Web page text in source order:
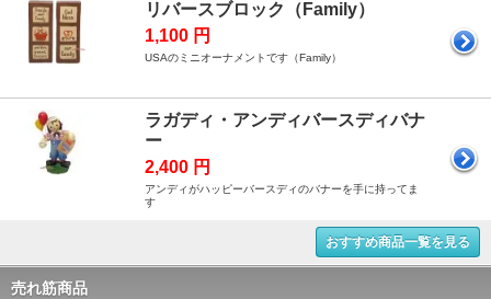
リバースブロック（Family）
1,100 円
USAのミニオーナメントです（Family）
ラガディ・アンディバースディバナ
ー
2,400 円
アンディがハッピーバースディのバナーを手に持ってま
す
おすすめ商品一覧を見る
売れ筋商品